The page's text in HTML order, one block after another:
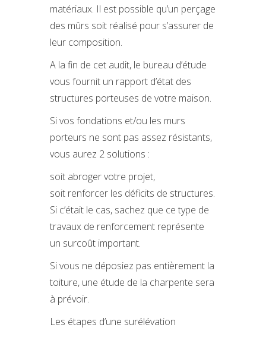
matériaux. Il est possible qu’un perçage
des mûrs soit réalisé pour s’assurer de
leur composition.
A la fin de cet audit, le bureau d’étude
vous fournit un rapport d’état des
structures porteuses de votre maison.
Si vos fondations et/ou les murs
porteurs ne sont pas assez résistants,
vous aurez 2 solutions :
soit abroger votre projet,
soit renforcer les déficits de structures.
Si c’était le cas, sachez que ce type de
travaux de renforcement représente
un surcoût important.
Si vous ne déposiez pas entièrement la
toiture, une étude de la charpente sera
à prévoir.
Les étapes d’une surélévation